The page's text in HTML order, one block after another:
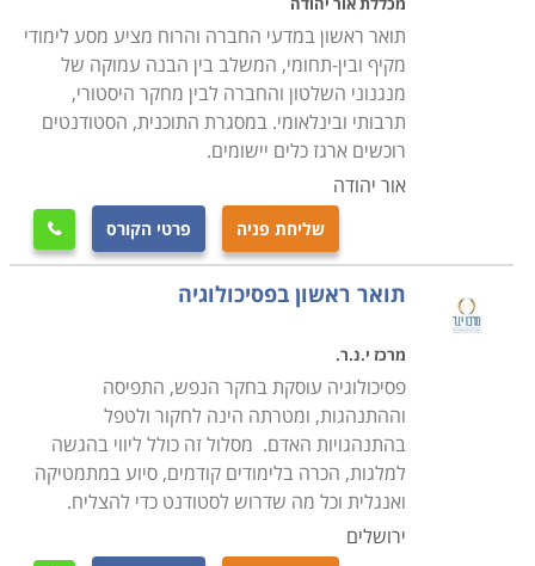
אנתרופולוגיה – חקר תרבויות בארץ ובעולם בדגש על
מחקרים בהווה; חינוך, תיאולוגיה - דתות, שפות, בלשנות,
אמנות, היסטוריה וארכיאולוגיה.
מסלול מדעי ההתנהגות בו לומדים שלושה מדעים חברתיים,
פסיכולוגיה, סוציולוגיה ואנתרופולוגיה עם אפשרויות שונות
לקורסים ולשילובים ודגשים במשך 3 שנים. בוגרי המסלול
יתמודדו עם תופעות ובעיות חברתיות באמצעות ידע מקיף
וכלים מגוונים. ההתמחות אינה רק בתחום אחד, אלא שילוב
תחומים המאפשר לסטודנטים הרחבת היריעה והידע
בתחומים הקרובים זה לזה ופתח למחקרים הנושקים לכמה
תחומים גם יחד, דוגמת הפסיכולוגיה והסוציולוגיה. התואר
מאפשר בחירה נבונה ללימודי המשך ולתואר שני בתחום
מדעי הרוח והחברה הם שניים ביחד שהיו לחוד. תואר רב
מאפשר שילוב
תואר ראשון במדעי החברה והרוח מציע מסע לימודי
מקיף ובין-תחומי, המשלב בין הבנה עמוקה של
מנגנוני השלטון והחברה לבין מחקר היסטורי,
תרבותי ובינלאומי. במסגרת התוכנית, הסטודנטים
רוכשים ארגז כלים יישומים.
אור יהודה
שליחת פניה פרטי הקורס 
תואר ראשון בפסיכולוגיה
מרכז י.נ.ר.
פסיכולוגיה עוסקת בחקר הנפש, התפיסה
וההתנהגות, ומטרתה הינה לחקור ולטפל
בהתנהגויות האדם. מסלול זה כולל ליווי בהגשה
למלגות, הכרה בלימודים קודמים, סיוע במתמטיקה
ואנגלית וכל מה שדרוש לסטודנט כדי להצליח.
ירושלים